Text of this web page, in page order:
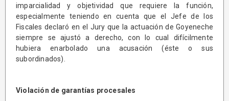
imparcialidad y objetividad que requiere la función,
especialmente teniendo en cuenta que el Jefe de los
Fiscales declaró en el Jury que la actuación de Goyeneche
siempre se ajustó a derecho, con lo cual difícilmente
hubiera enarbolado una acusación (éste o sus
subordinados).
Violación de garantías procesales